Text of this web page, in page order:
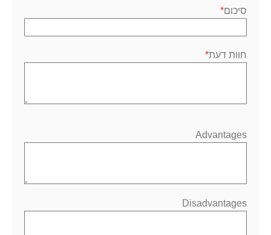
סיכום
חוות דעת
Advantages
Disadvantages